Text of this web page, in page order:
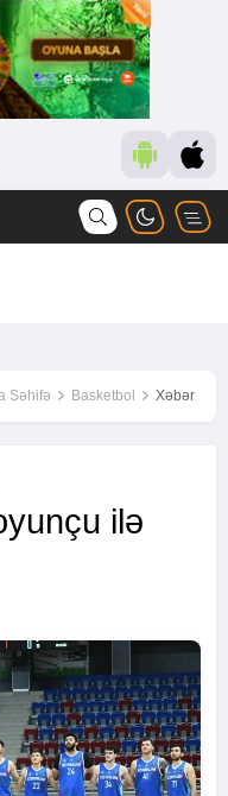
Səhifə Basketbol Xəbər
ilə